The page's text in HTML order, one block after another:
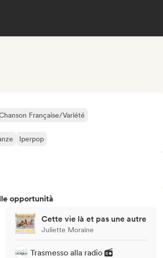
Française/Variété
Iperpop
opportunità
Cette vie là et pas une autre
Juliette Moraine
Trasmesso alla radio